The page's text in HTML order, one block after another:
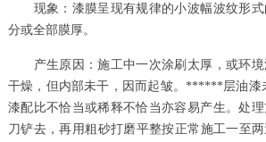
现象：漆膜呈现有规律的小波幅波纹形式
分或全部膜厚。
产生原因：施工中一次涂刷太厚，或环境
干燥，但内部未干，因而起皱。******层油漆
漆配比不恰当或稀释不恰当亦容易产生。处
刀铲去，再用粗砂打磨平整按正常施工一至